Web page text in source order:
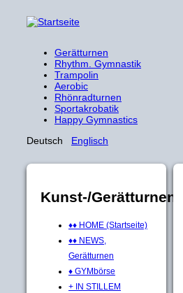
Gerätturnen
Rhythm. Gymnastik
Trampolin
Aerobic
Rhönradturnen
Sportakrobatik
Happy Gymnastics
Deutsch Englisch
Kunst-/Gerätturnen
♦♦ HOME (Startseite)
♦♦ NEWS,
Gerätturnen
♦ GYMbörse
+ IN STILLEM